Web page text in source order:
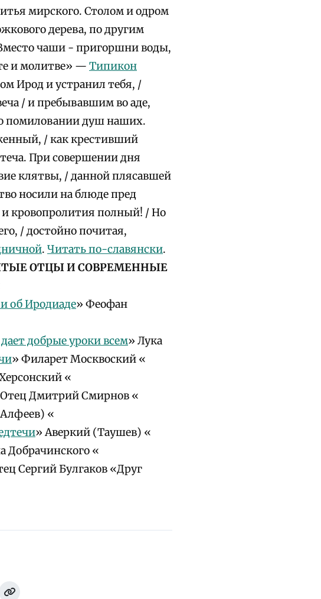
мирского. Столом и одром
дерева, по другим
чаши - пригоршни воды,
и молитве» — Типикон
Ирод и устранил тебя, /
/ и пребывавшим во аде,
помиловании душ наших.
/ как крестивший
При совершении дня
клятвы, / данной плясавшей
носили на блюде пред
кровопролития полный! / Но
/ достойно почитая,
. Читать по-славянски.
ОТЦЫ И СОВРЕМЕННЫЕ
об Иродиаде» Феофан
добрые уроки всем» Лука
» Филарет Москвоский «
«
Дмитрий Смирнов «
«
» Аверкий (Таушев) «
Добрачинского «
Сергий Булгаков «Друг